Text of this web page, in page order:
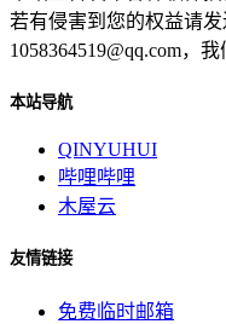
若有侵害到您的权益请发
1058364519@qq.com，
本站导航
QINYUHUI
哔哩哔哩
木屋云
友情链接
免费临时邮箱